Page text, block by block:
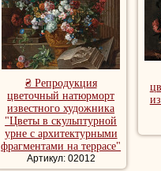
центре
не в Париже,
Если Антуан
галантных
декоратором и
Монуайев
мануфактуре
₴ Репродукция
цветочный натюрморт
известного художника
"Цветы в скульптурной
урне с архитектурными
фрагментами на террасе"
Артикул: 02012